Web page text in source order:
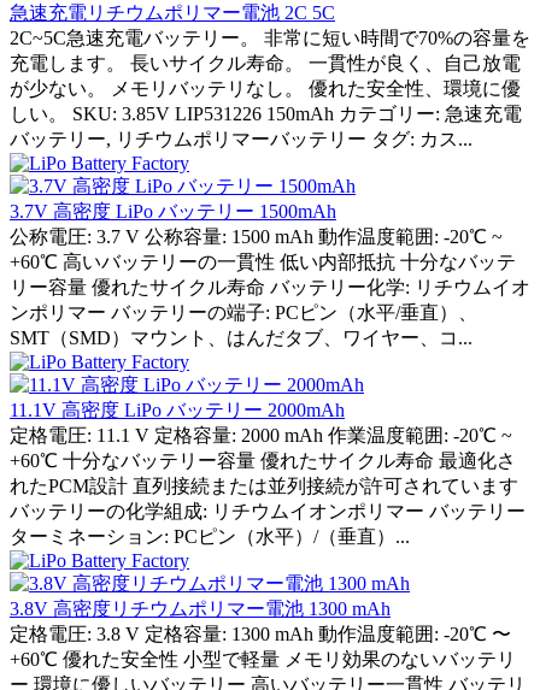
急速充電リチウムポリマー電池 2C 5C
2C~5C急速充電バッテリー。 非常に短い時間で70%の容量を
充電します。 長いサイクル寿命。 一貫性が良く、自己放電
が少ない。 メモリバッテリなし。 優れた安全性、環境に優
しい。 SKU: 3.85V LIP531226 150mAh カテゴリー: 急速充電
バッテリー, リチウムポリマーバッテリー タグ: カス...
3.7V 高密度 LiPo バッテリー 1500mAh
公称電圧: 3.7 V 公称容量: 1500 mAh 動作温度範囲: -20℃ ~
+60℃ 高いバッテリーの一貫性 低い内部抵抗 十分なバッテ
リー容量 優れたサイクル寿命 バッテリー化学: リチウムイオ
ンポリマー バッテリーの端子: PCピン（水平/垂直）、
SMT（SMD）マウント、はんだタブ、ワイヤー、コ...
11.1V 高密度 LiPo バッテリー 2000mAh
定格電圧: 11.1 V 定格容量: 2000 mAh 作業温度範囲: -20℃ ~
+60℃ 十分なバッテリー容量 優れたサイクル寿命 最適化さ
れたPCM設計 直列接続または並列接続が許可されています
バッテリーの化学組成: リチウムイオンポリマー バッテリー
ターミネーション: PCピン（水平）/（垂直）...
3.8V 高密度リチウムポリマー電池 1300 mAh
定格電圧: 3.8 V 定格容量: 1300 mAh 動作温度範囲: -20℃ 〜
+60℃ 優れた安全性 小型で軽量 メモリ効果のないバッテリ
ー 環境に優しいバッテリー 高いバッテリー一貫性 バッテリ